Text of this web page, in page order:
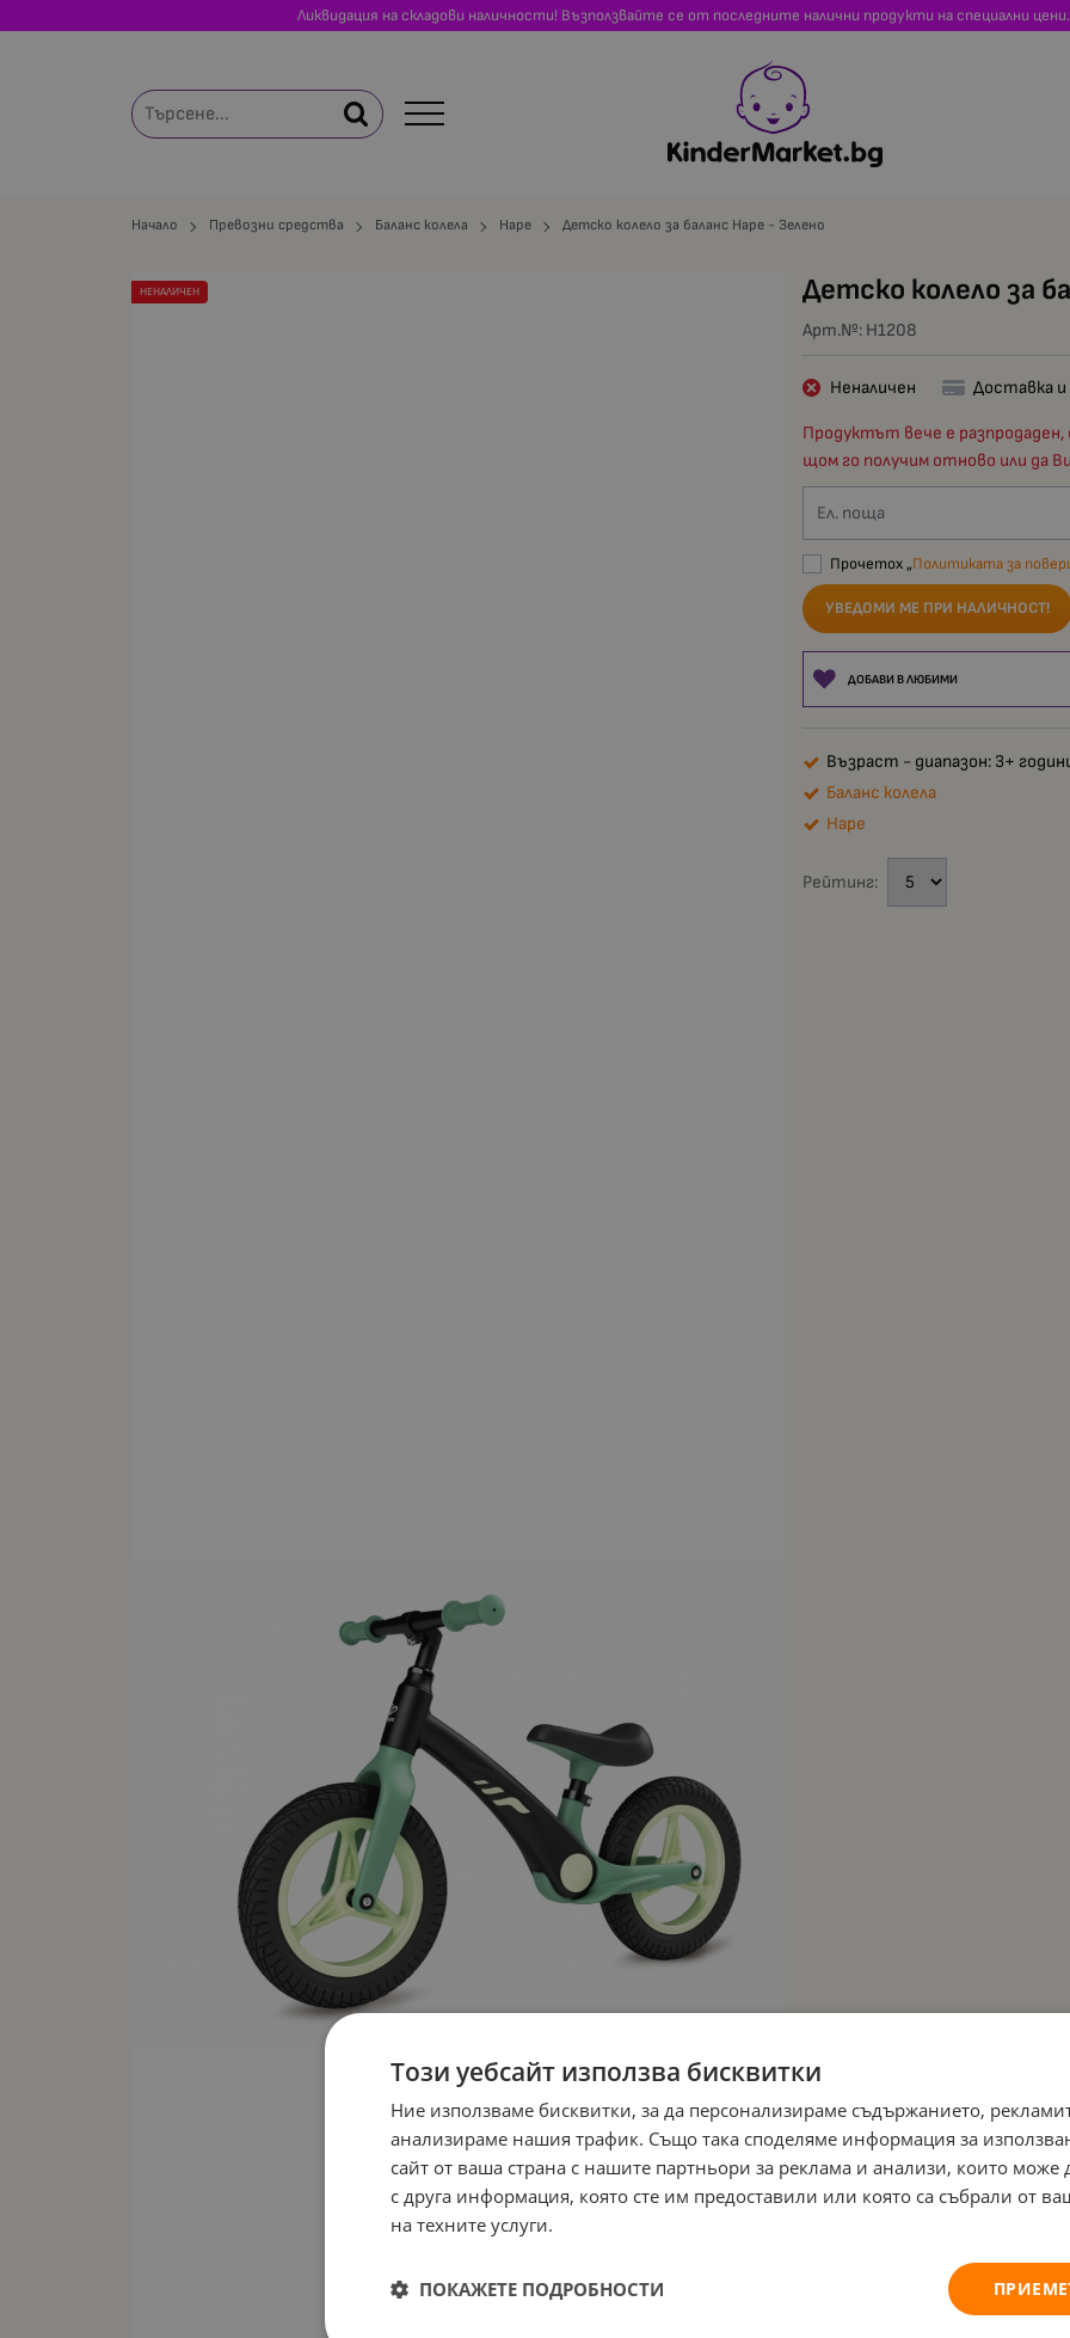
Ликвидация на складови наличности! Възползвайте се от последните налични продукти на специални
Начало Превозни средства Баланс колела Hape Детско колело за баланс Hape - Зелено
Детско колело за
Арт.№: H1208
НЕНАЛИЧЕН
Неналичен
Доставка
Продуктът вече е
щом го получим отново или да
Ел. поща
Прочетох „Политиката за
УВЕДОМИ МЕ ПРИ НАЛИЧНОСТ!
ДОБАВИ В ЛЮБИМИ
Възраст - диапазон: 3+
Баланс колела
Hape
Рейтинг:
Този уебсайт използва бисквитки
Ние използваме бисквитки, за да персонализираме съдържанието,
анализираме нашия трафик. Също така споделяме информация за
сайт от ваша страна с нашите партньори за реклама и анализи, които може
с друга информация, която сте им предоставили или която са събрали от
на техните услуги.
ПОКАЖЕТЕ ПОДРОБНОСТИ